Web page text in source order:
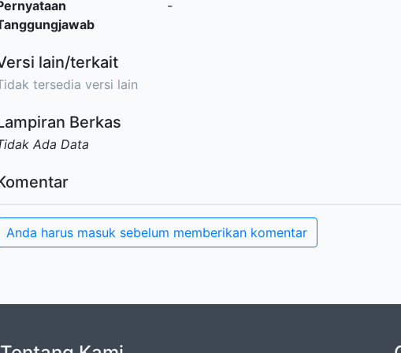
-
lain/terkait
tersedia versi lain
Berkas
Ada Data
Anda harus masuk sebelum memberikan komentar